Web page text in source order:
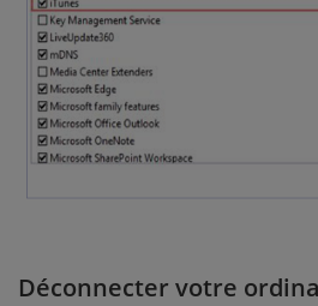
Déconnecter votre